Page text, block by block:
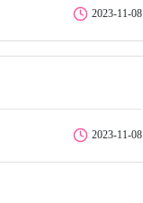
2023-11-08
2023-11-08